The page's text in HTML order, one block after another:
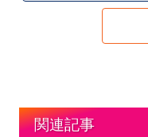
関連記事